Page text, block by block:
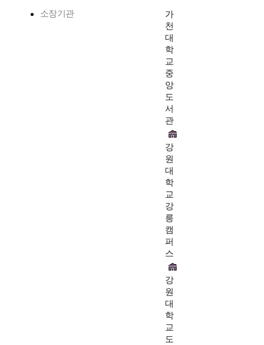
소장기관
가
천
대
학
교
중
앙
도
서
관
강
원
대
학
교
강
릉
캠
퍼
스
강
원
대
학
교
도